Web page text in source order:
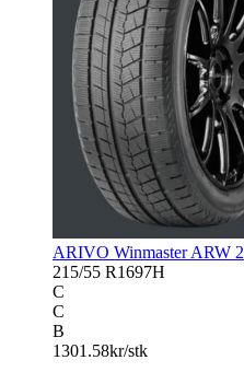
ARIVO Winmaster ARW 2
215/55 R1697H
C
C
B
1301.58kr/stk